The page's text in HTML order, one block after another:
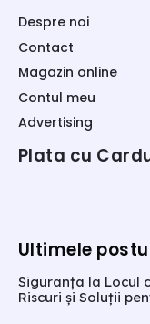
Despre noi
Contact
Magazin online
Contul meu
Advertising
Plata cu
Ultimele
Siguranța la Locul
Riscuri și Soluții